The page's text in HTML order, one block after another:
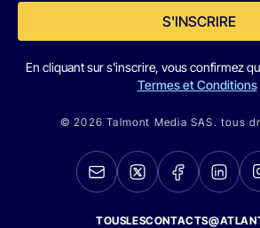
S'INSCRIRE
En cliquant sur s'inscrire, vous confirmez
Termes et Conditions
© 2026 Talmont Media SAS. tous